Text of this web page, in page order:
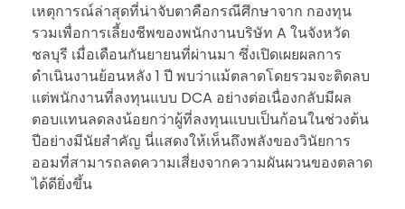
เหตุการณ์ล่าสุดที่น่าจับตาคือกรณีศึกษาจาก กองทุน
รวมเพื่อการเลี้ยงชีพของพนักงานบริษัท A ในจังหวัด
ชลบุรี เมื่อเดือนกันยายนที่ผ่านมา ซึ่งเปิดเผยผลการ
ดำเนินงานย้อนหลัง 1 ปี พบว่าแม้ตลาดโดยรวมจะติดลบ
แต่พนักงานที่ลงทุนแบบ DCA อย่างต่อเนื่องกลับมีผล
ตอบแทนลดลงน้อยกว่าผู้ที่ลงทุนแบบเป็นก้อนในช่วงต้น
ปีอย่างมีนัยสำคัญ นี่แสดงให้เห็นถึงพลังของวินัยการ
ออมที่สามารถลดความเสี่ยงจากความผันผวนของตลาด
ได้ดียิ่งขึ้น